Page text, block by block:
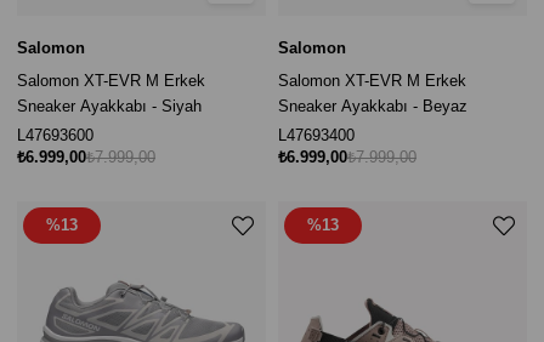
Salomon
Salomon XT-EVR M Erkek
Sneaker Ayakkabı - Siyah
L47693600
₺6.999,00₺7.999,00
Salomon
Salomon XT-EVR M Erkek
Sneaker Ayakkabı - Beyaz
L47693400
₺6.999,00₺7.999,00
%13 %13